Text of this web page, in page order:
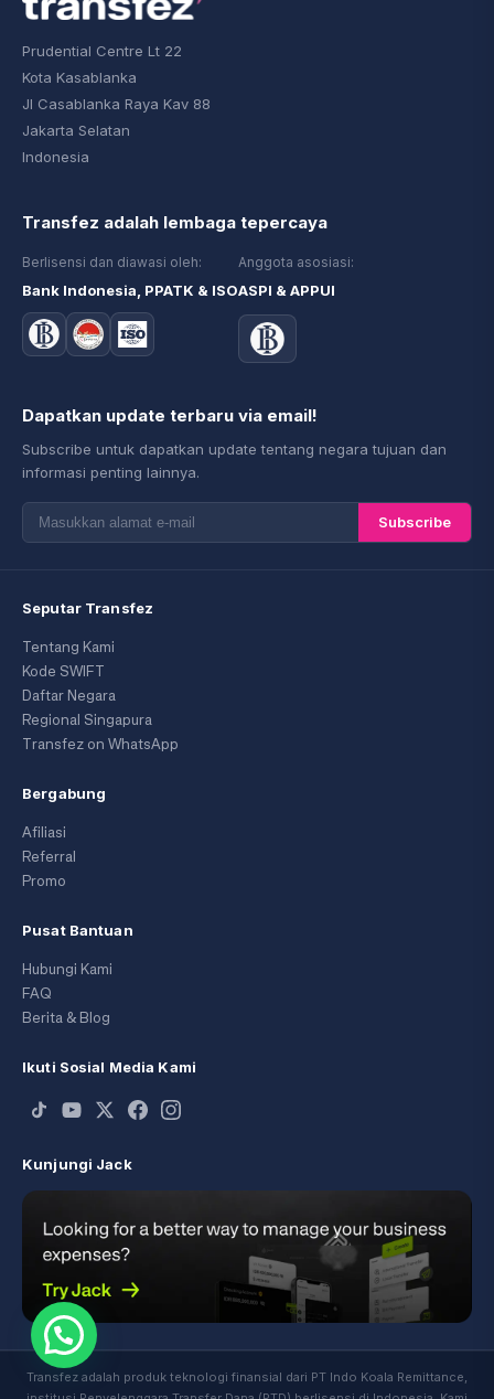
Prudential Centre Lt 22
Kota Kasablanka
Jl Casablanka Raya Kav 88
Jakarta Selatan
Indonesia
Transfez adalah lembaga tepercaya
Berlisensi dan diawasi oleh:
Bank Indonesia, PPATK & ISO
Anggota asosiasi:
ASPI & APPUI
Dapatkan update terbaru via email!
Subscribe untuk dapatkan update tentang negara tujuan dan
informasi penting lainnya.
Subscribe
Seputar Transfez
Tentang Kami
Kode SWIFT
Daftar Negara
Regional Singapura
Transfez on WhatsApp
Bergabung
Afiliasi
Referral
Promo
Pusat Bantuan
Hubungi Kami
FAQ
Berita & Blog
Ikuti Sosial Media Kami
Kunjungi Jack
Transfez adalah produk teknologi finansial dari PT Indo Koala Remittance,